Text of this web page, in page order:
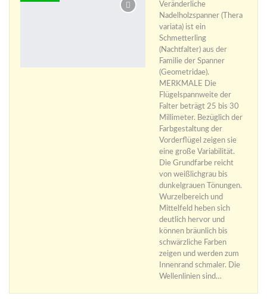
Veränderliche
Nadelholzspanner (Thera
variata) ist ein
Schmetterling
(Nachtfalter) aus der
Familie der Spanner
(Geometridae).
MERKMALE Die
Flügelspannweite der
Falter beträgt 25 bis 30
Millimeter. Bezüglich der
Farbgestaltung der
Vorderflügel zeigen sie
eine große Variabilität.
Die Grundfarbe reicht
von weißlichgrau bis
dunkelgrauen Tönungen.
Wurzelbereich und
Mittelfeld heben sich
deutlich hervor und
können bräunlich bis
schwärzliche Farben
zeigen und werden zum
Innenrand schmaler. Die
Wellenlinien sind…